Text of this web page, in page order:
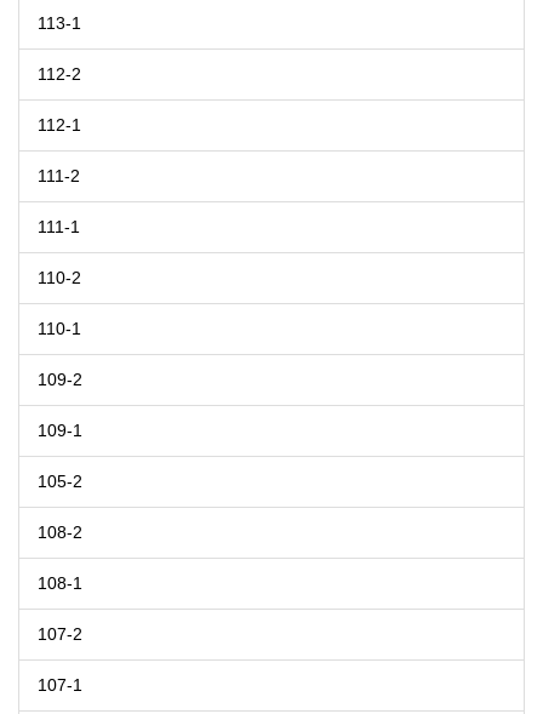
113-1
112-2
112-1
111-2
111-1
110-2
110-1
109-2
109-1
105-2
108-2
108-1
107-2
107-1